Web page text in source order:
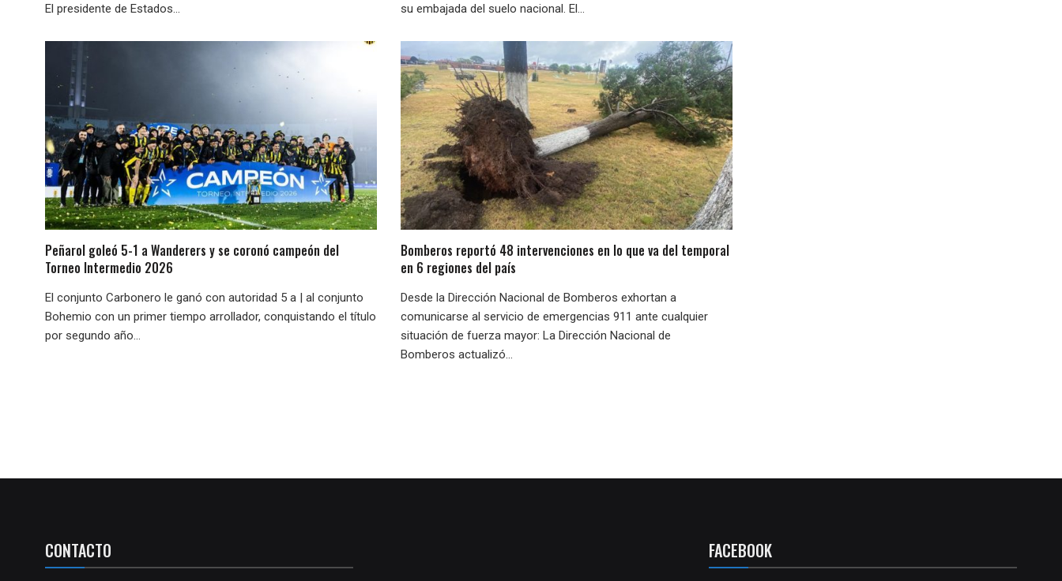
El presidente de Estados...
su embajada del suelo nacional. El...
Peñarol goleó 5-1 a Wanderers y se coronó campeón del
Torneo Intermedio 2026
El conjunto Carbonero le ganó con autoridad 5 a | al conjunto
Bohemio con un primer tiempo arrollador, conquistando el título
por segundo año...
Bomberos reportó 48 intervenciones en lo que va del temporal
en 6 regiones del país
Desde la Dirección Nacional de Bomberos exhortan a
comunicarse al servicio de emergencias 911 ante cualquier
situación de fuerza mayor: La Dirección Nacional de
Bomberos actualizó...
CONTACTO FACEBOOK